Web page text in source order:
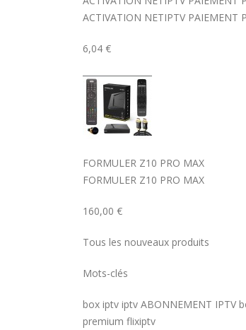
ACTIVATION NETIPTV PAIEMENT
6,04 €
FORMULER Z10 PRO MAX
FORMULER Z10 PRO MAX
160,00 €
Tous les nouveaux produits
Mots-clés
box iptv iptv ABONNEMENT IPTV
premium flixiptv